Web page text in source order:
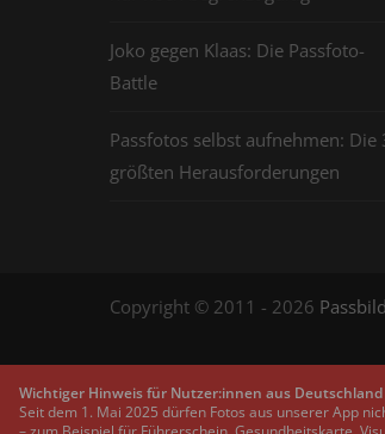
Joko gegen Klaas: Die Passfoto-
Battle
Passfotos selbst aufnehmen: Die
größten Herausforderungen
Copyright © 2011 - 2026
Wichtiger Hinweis für Nutzer:innen aus Deutschland
Seit dem 1. Mai 2025 dürfen Fotos aus unserer App